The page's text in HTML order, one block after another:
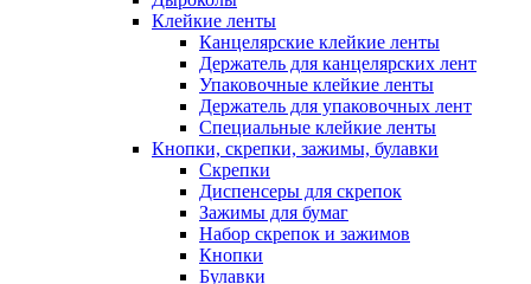
Клейкие ленты
Канцелярские клейкие ленты
Держатель для канцелярских лент
Упаковочные клейкие ленты
Держатель для упаковочных лент
Специальные клейкие ленты
Кнопки, скрепки, зажимы, булавки
Скрепки
Диспенсеры для скрепок
Зажимы для бумаг
Набор скрепок и зажимов
Кнопки
Булавки